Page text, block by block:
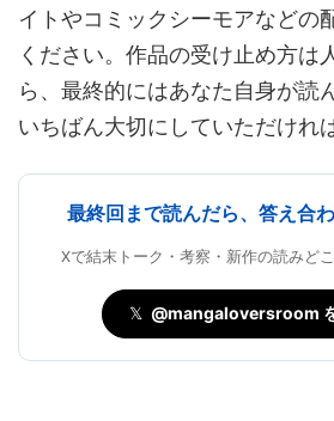
イトやコミックシーモアなどの
ください。作品の受け止め方は
ら、最終的にはあなた自身が読
いちばん大切にしていただけれ
最終回まで読んだら、答え合
Xで結末トーク・考察・新作の読みど
𝕏 @mangaloversroom